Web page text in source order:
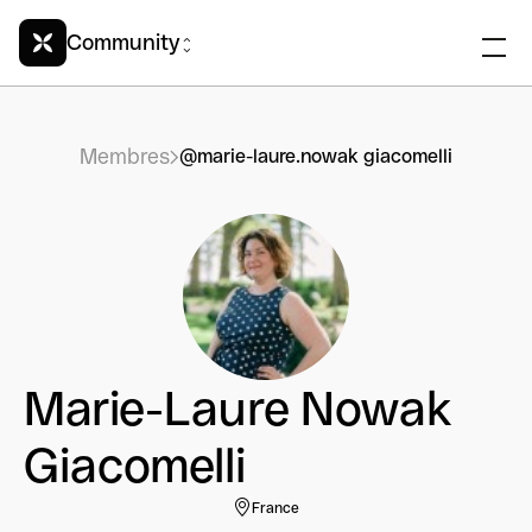
Community
Membres @marie-laure.nowak giacomelli
Marie-Laure Nowak
Giacomelli
France